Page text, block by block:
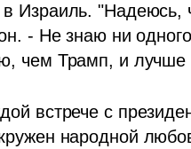
Израиль. "Надеюсь,
- Не знаю ни
чем Трамп, и лучше
встрече с
народной